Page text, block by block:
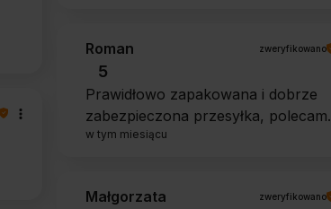
Roman zweryfikowano
5
Prawidłowo zapakowana i dobrze
zabezpieczona przesyłka, polecam.
w tym miesiącu
Małgorzata zweryfikowano